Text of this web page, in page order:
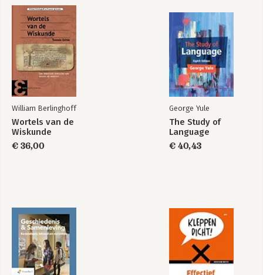
William Berlinghoff
Wortels van de
Wiskunde
€ 36,00
George Yule
The Study of
Language
€ 40,43